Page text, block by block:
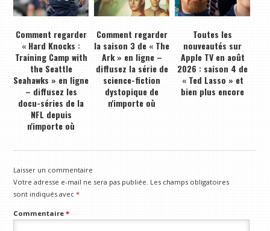
Comment regarder
« Hard Knocks :
Training Camp with
the Seattle
Seahawks » en ligne
– diffusez les
docu-séries de la
NFL depuis
n'importe où
Comment regarder
la saison 3 de « The
Ark » en ligne –
diffusez la série de
science-fiction
dystopique de
n'importe où
Toutes les
nouveautés sur
Apple TV en août
2026 : saison 4 de
« Ted Lasso » et
bien plus encore
Laisser un commentaire
Votre adresse e-mail ne sera pas publiée. Les champs obligatoires
sont indiqués avec*
Commentaire*